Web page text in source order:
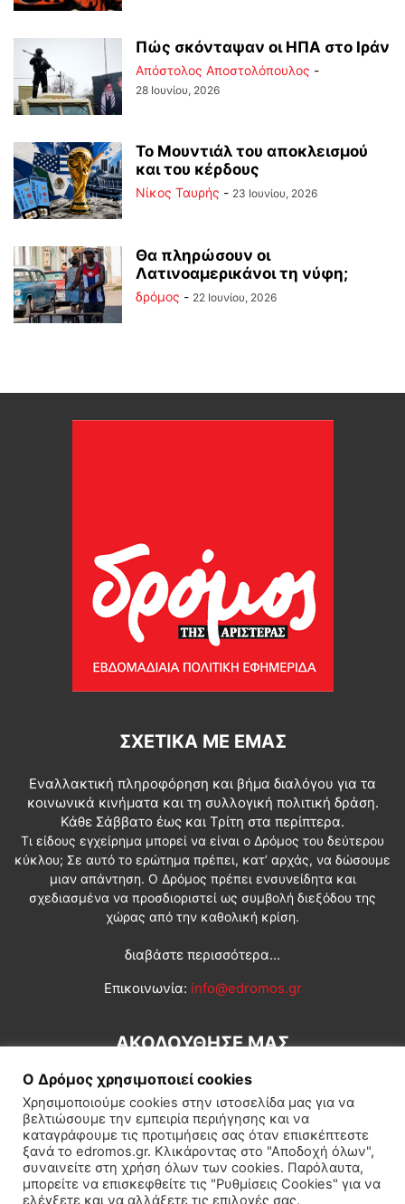
Πώς σκόνταψαν οι ΗΠΑ στο Ιράν
Απόστολος Αποστολόπουλος -
28 Ιουνίου, 2026
Το Μουντιάλ του αποκλεισμού
και του κέρδους
Νίκος Ταυρής - 23 Ιουνίου, 2026
Θα πληρώσουν οι
Λατινοαμερικάνοι τη νύφη;
δρόμος - 22 Ιουνίου, 2026
ΣΧΕΤΙΚΆ ΜΕ ΕΜΆΣ
Εναλλακτική πληροφόρηση και βήμα διαλόγου για τα
κοινωνικά κινήματα και τη συλλογική πολιτική δράση.
Κάθε Σάββατο έως και Τρίτη στα περίπτερα.
Τι είδους εγχείρημα μπορεί να είναι ο Δρόμος του δεύτερου
κύκλου; Σε αυτό το ερώτημα πρέπει, κατ’ αρχάς, να δώσουμε
μιαν απάντηση. Ο Δρόμος πρέπει ενσυνείδητα και
σχεδιασμένα να προσδιοριστεί ως συμβολή διεξόδου της
χώρας από την καθολική κρίση.
διαβάστε περισσότερα...
Επικοινωνία: info@edromos.gr
ΑΚΟΛΟΥΘΗΣΕ ΜΑΣ
Εγγραφή συνδρομητή Πολιτική Διεθνή Κοινωνία
Ο Δρόμος χρησιμοποιεί cookies
Χρησιμοποιούμε cookies στην ιστοσελίδα μας για να
βελτιώσουμε την εμπειρία περιήγησης και να
καταγράφουμε τις προτιμήσεις σας όταν επισκέπτεστε
ξανά το edromos.gr. Κλικάροντας στο "Αποδοχή όλων",
συναινείτε στη χρήση όλων των cookies. Παρόλαυτα,
μπορείτε να επισκεφθείτε τις "Ρυθμίσεις Cookies" για να
ελέγξετε και να αλλάξετε τις επιλογές σας.